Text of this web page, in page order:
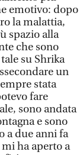
emotivo: dopo
la malattia,
spazio alla
che sono
su Shrika
un
stata
fare
sono andata
e sono
a due anni fa
ha aperto a